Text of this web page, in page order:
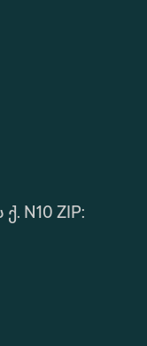
N10 ZIP: